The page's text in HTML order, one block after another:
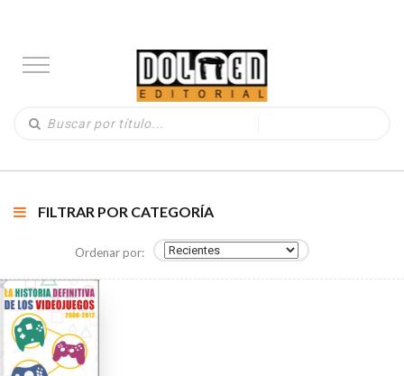
FILTRAR POR CATEGORÍA
Ordenar por: